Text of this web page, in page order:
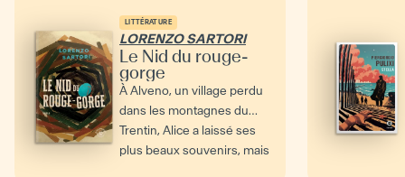
LITTÉRATURE
LORENZO SARTORI
Le Nid du rouge-
gorge
À Alveno, un village perdu
dans les montagnes du
Trentin, Alice a laissé ses
plus beaux souvenirs, mais